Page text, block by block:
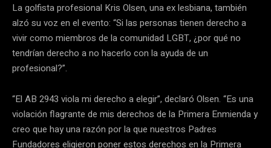
La golfista profesional Kris Olsen, una ex lesbiana, también
alzó su voz en el evento: “Si las personas tienen derecho a
vivir como miembros de la comunidad LGBT, ¿por qué no
tendrían derecho a no hacerlo con la ayuda de un
profesional?”.
“El AB 2943 viola mi derecho a elegir”, declaró Olsen. “Es una
violación flagrante de mis derechos de la Primera Enmienda y
creo que hay una razón por la que nuestros Padres
Fundadores eligieron poner estos derechos en la Primera